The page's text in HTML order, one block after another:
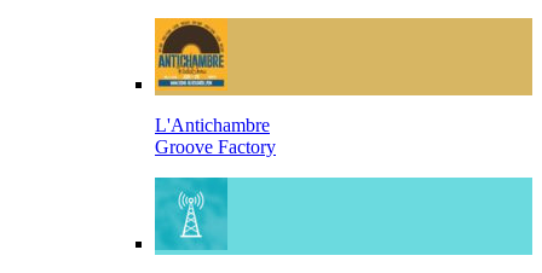
L'Antichambre
Groove Factory